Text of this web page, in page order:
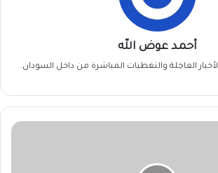
أحمد عوض الله
العاجلة والتغطيات المباشرة من داخل السودان.